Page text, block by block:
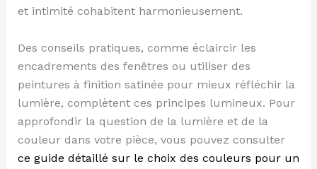
et intimité cohabitent harmonieusement.
Des conseils pratiques, comme éclaircir les
encadrements des fenêtres ou utiliser des
peintures à finition satinée pour mieux réfléchir la
lumière, complètent ces principes lumineux. Pour
approfondir la question de la lumière et de la
couleur dans votre pièce, vous pouvez consulter
ce guide détaillé sur le choix des couleurs pour un